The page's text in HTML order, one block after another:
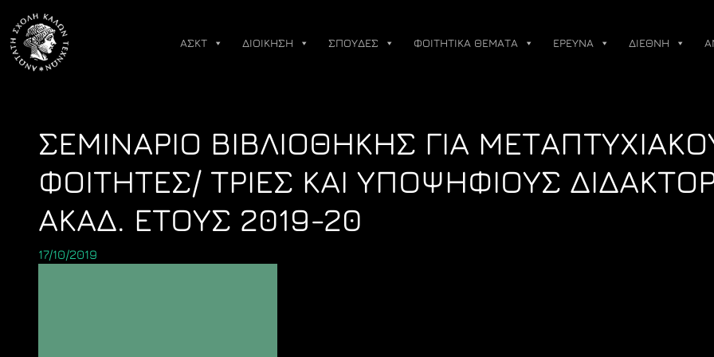
content
ΑΣΚΤ ΔΙΟΙΚΗΣΗ ΣΠΟΥΔΕΣ ΦΟΙΤΗΤΙΚΑ ΘΕΜΑΤΑ ΕΡΕΥΝΑ ΔΙΕΘΝΗ
ΣΕΜΙΝΑΡΙΟ ΒΙΒΛΙΟΘΗΚΗΣ ΓΙΑ
ΦΟΙΤΗΤΕΣ/ ΤΡΙΕΣ ΚΑΙ ΥΠΟΨΗΦΙΟΥΣ
ΑΚΑΔ. ΕΤΟΥΣ 2019-20
17/10/2019